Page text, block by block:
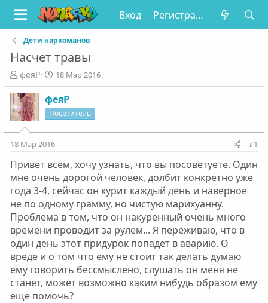
Вход Регистрация
Дети наркоманов
Насчет травы
А
в
т
о
р
т
е
ы
феяР
Д
а
т
а
н
а
ч
л
а
18 Мар 2016
феяР
Посетитель
18 Мар 2016 #1
Привет всем, хочу узнать, что вы посоветуете. Один
мне очень дорогой человек, долбит конкретно уже
года 3-4, сейчас он курит каждый день и наверное
не по одному грамму, но чистую марихуанну.
Проблема в том, что он накуренный очень много
времени проводит за рулем... Я переживаю, что в
один день этот придурок попадет в аварию. О
вреде и о том что ему не стоит так делать думаю
ему говорить бессмыслено, слушать он меня не
станет, может возможно каким нибудь образом ему
еще помочь?